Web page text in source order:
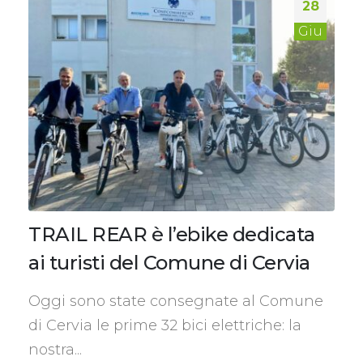
28
Giu
TRAIL REAR è l’ebike dedicata
ai turisti del Comune di Cervia
Oggi sono state consegnate al Comune
di Cervia le prime 32 bici elettriche: la
nostra...